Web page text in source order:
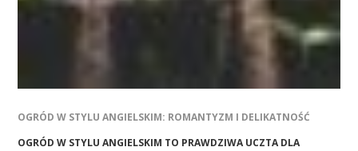
OGRÓD W STYLU ANGIELSKIM: ROMANTYZM I DELIKATNOŚĆ
OGRÓD W STYLU ANGIELSKIM TO PRAWDZIWA UCZTA DLA